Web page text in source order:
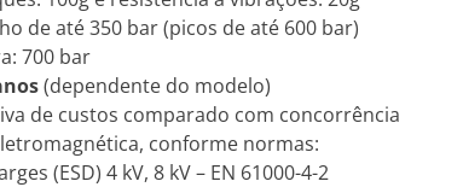
de até 350 bar (picos de até 600 bar)
700 bar
(dependente do modelo)
de custos comparado com concorrência
conforme normas:
(ESD) 4 kV, 8 kV – EN 61000-4-2